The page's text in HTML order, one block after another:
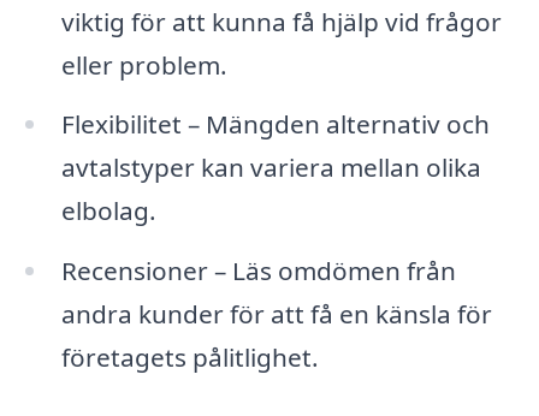
viktig för att kunna få hjälp vid frågor
eller problem.
Flexibilitet – Mängden alternativ och
avtalstyper kan variera mellan olika
elbolag.
Recensioner – Läs omdömen från
andra kunder för att få en känsla för
företagets pålitlighet.